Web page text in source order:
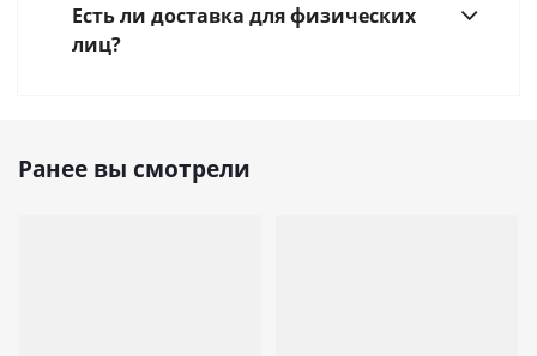
Есть ли доставка для физических
лиц?
Ранее вы смотрели